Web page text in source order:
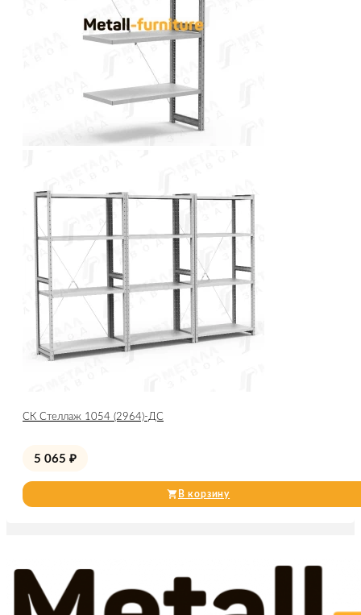
СК Стеллаж 1054 (2964)-ДС
5 065 ₽
В корзину